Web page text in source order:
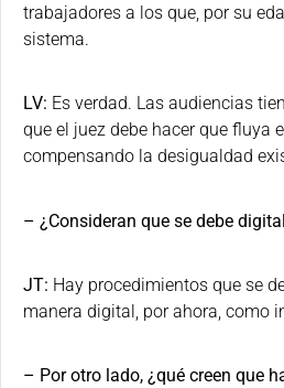
trabajadores a los que, por su
sistema.
LV: Es verdad. Las audiencias
que el juez debe hacer que fluya
compensando la desigualdad
– ¿Consideran que se debe
JT: Hay procedimientos que se
manera digital, por ahora, como
– Por otro lado, ¿qué creen que